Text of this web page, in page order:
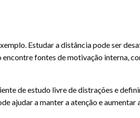
Estudar a distância pode ser
fontes de motivação interna,
de estudo livre de distrações e
ajudar a manter a atenção e aumentar